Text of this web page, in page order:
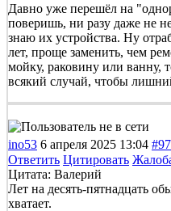
Давно уже перешёл на
поверишь, ни разу даже не
знаю их устройства. Ну
лет, проще заменить, чем
мойку, раковину или ванну,
всякий случай, чтобы
ino53 6 апреля 2025 13:04
Ответить Цитировать
Цитата: Валерий
Лет на десять-пятнадцать
хватает.